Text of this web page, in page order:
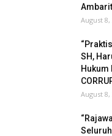
August 8,
SH,
Hukum
August 8,